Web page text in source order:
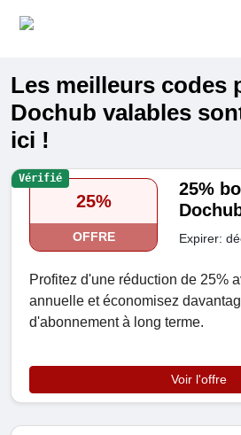
Les meilleurs codes
Dochub valables
ici !
25%
OFFRE
25%
Expirer:
Profitez d'une réduction de 25%
annuelle et économisez
d'abonnement à long terme.
Voir l'offre
Vérifié